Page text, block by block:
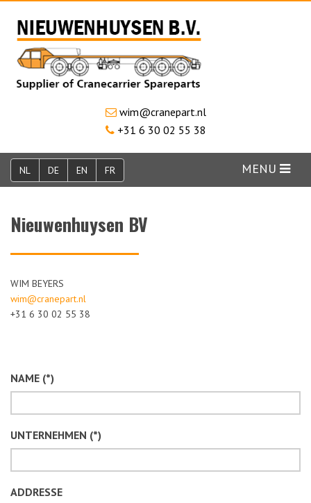
wim@cranepart.nl
+31 6 30 02 55 38
NL DE EN FR MENU
Nieuwenhuysen BV
WIM BEYERS
wim@cranepart.nl
+31 6 30 02 55 38
NAME (*)
UNTERNEHMEN (*)
ADDRESSE